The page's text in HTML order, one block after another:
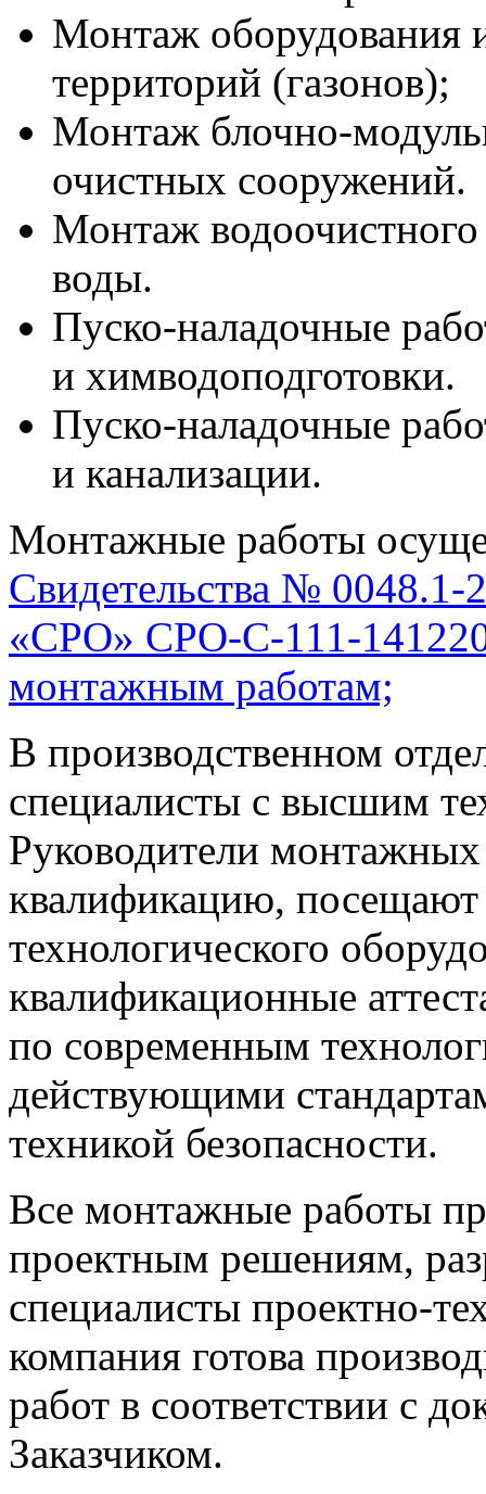
Монтаж оборудования
территорий (газонов);
Монтаж блочно-
очистных сооружений.
Монтаж
воды.
Пуско-наладочные
и химводоподготовки.
Пуско-наладочные
и канализации.
Монтажные работы
Свидетельства №
«СРО» СРО-С-111-
монтажным работам;
В производственном
специалисты с высшим
Руководители
квалификацию, посещают
технологического
квалификационные
по современным
действующими
техникой безопасности.
Все монтажные работы
проектным решениям,
специалисты проектно-
компания готова
работ в соответствии с
Заказчиком.